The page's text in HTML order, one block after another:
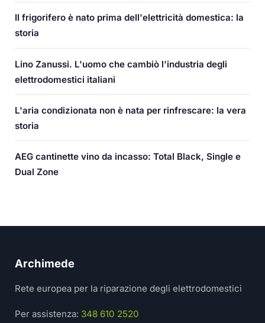
Il frigorifero è nato prima dell'elettricità domestica: la
storia
Lino Zanussi. L'uomo che cambiò l'industria degli
elettrodomestici italiani
L'aria condizionata non è nata per rinfrescare: la vera
storia
AEG cantinette vino da incasso: Total Black, Single e
Dual Zone
Archimede
Rete europea per la riparazione degli elettrodomestici
Per assistenza: 348 610 2520